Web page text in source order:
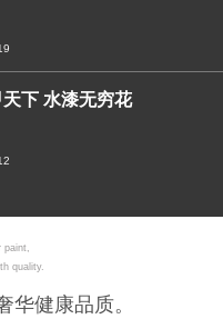
下 水漆无穷花
quality.
华健康品质。